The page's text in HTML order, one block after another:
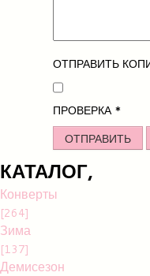
ОТПРАВИТЬ
ПРОВЕРКА*
ОТПРАВИТЬ
КАТАЛОГ,
Конверты
[264]
Зима
[137]
Демисезон